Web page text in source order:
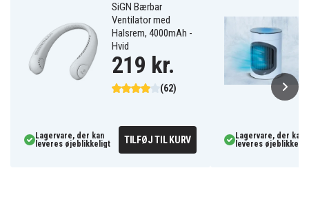
SiGN Bærbar
Ventilator med
Halsrem, 4000mAh -
Hvid
(62)
219 kr.
Lagervare, der kan
leveres øjeblikkeligt
TILFØJ TIL KURV
Lagervare, der kan
leveres